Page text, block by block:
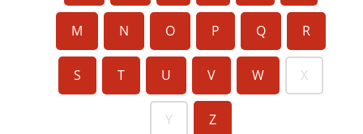
M N O P Q R
S T U V W X
Y Z